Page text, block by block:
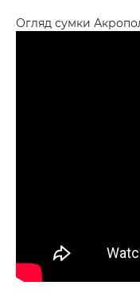
Огляд сумки